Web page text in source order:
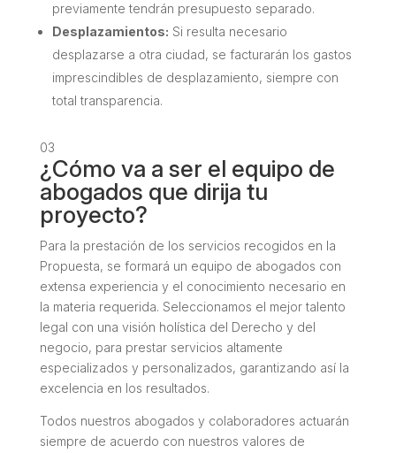
previamente tendrán presupuesto separado.
Desplazamientos: Si resulta necesario
desplazarse a otra ciudad, se facturarán los gastos
imprescindibles de desplazamiento, siempre con
total transparencia.
03
¿Cómo va a ser el equipo de
abogados que dirija tu
proyecto?
Para la prestación de los servicios recogidos en la
Propuesta, se formará un equipo de abogados con
extensa experiencia y el conocimiento necesario en
la materia requerida. Seleccionamos el mejor talento
legal con una visión holística del Derecho y del
negocio, para prestar servicios altamente
especializados y personalizados, garantizando así la
excelencia en los resultados.
Todos nuestros abogados y colaboradores actuarán
siempre de acuerdo con nuestros valores de